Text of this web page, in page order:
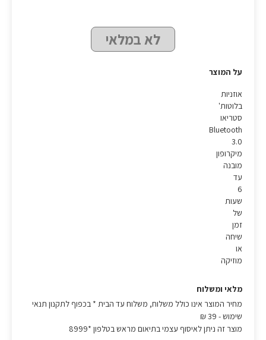
לא במלאי
על המוצר
אוזניות
בלוטות'
סטריאו
Bluetooth
3.0
מיקרופון
מובנה
עד
6
שעות
של
זמן
שיחה
או
מוזיקה
מלאי ומשלוח
מחיר המוצר אינו כולל משלוח, משלוח עד הבית * בכפוף לתקנון תנאי
שימוש- 39 ₪
מוצר זה ניתן לאיסוף עצמי בתיאום מראש בטלפון *8999